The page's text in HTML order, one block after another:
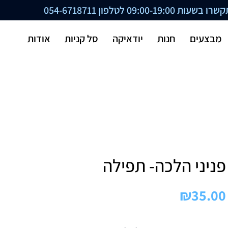
09:00-19:00 לטלפון 054-6718711
מבצעים חנות יודאיקה סל קניות אודות
פניני הלכה- תפילה
₪35.00